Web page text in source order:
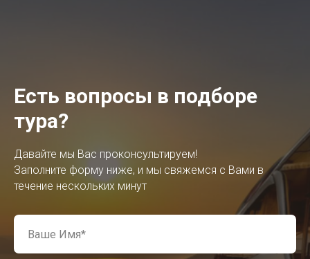
Есть вопросы в подборе
тура?
Давайте мы Вас проконсультируем!
Заполните форму ниже, и мы свяжемся с Вами в
течение нескольких минут